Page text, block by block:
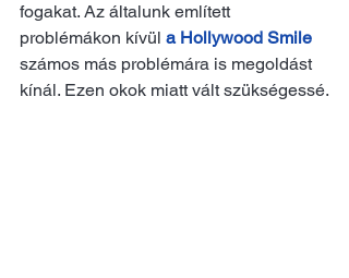
fogakat. Az általunk említett
problémákon kívül a Hollywood Smile
számos más problémára is megoldást
kínál. Ezen okok miatt vált szükségessé.